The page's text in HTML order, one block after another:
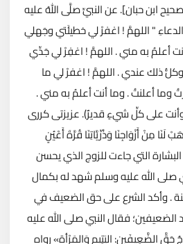
ابن حبان]. عن النبيِّ صلَّى اللهُ عليه
" اللهمَّ ! اغفرْ لي خطيئَتي وجَهلي
أعلمُ به مني . اللهمَّ ! اغفِرْ لي جَدِّي
ذلك عندي . اللهمَّ ! اغفرْ لي ما
وما أعلنتُ . وما أنت أعلمُ به مني .
على كلِّ شيءٍ قديرٌ). عزيزتى كررى
لَنَا مِنْ أَزْوَاجِنَا وَذُرِّيَّاتِنَا قُرَّةَ أَعْيُنٍ
البشارة التي جاءت للزوج الذي يحسن
صلى الله عليه وسلم شهد له بكمال
. وأكد الشرع على حق الضعيف في
الضعيفين؛ فقال النبي صلى الله عليه
حَقَّ الضَّعِيفَينِ: اليَتِيم وَالمَرْأة» رواه